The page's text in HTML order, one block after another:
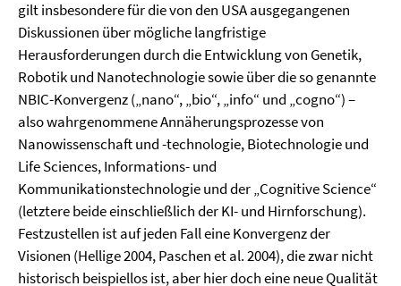
gilt insbesondere für die von den USA ausgegangenen
Diskussionen über mögliche langfristige
Herausforderungen durch die Entwicklung von Genetik,
Robotik und Nanotechnologie sowie über die so genannte
NBIC-Konvergenz („nano“, „bio“, „info“ und „cogno“) –
also wahrgenommene Annäherungsprozesse von
Nanowissenschaft und -technologie, Biotechnologie und
Life Sciences, Informations- und
Kommunikationstechnologie und der „Cognitive Science“
(letztere beide einschließlich der KI- und Hirnforschung).
Festzustellen ist auf jeden Fall eine Konvergenz der
Visionen (Hellige 2004, Paschen et al. 2004), die zwar nicht
historisch beispiellos ist, aber hier doch eine neue Qualität